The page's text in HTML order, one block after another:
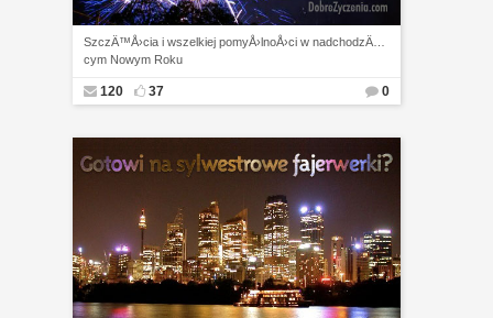
SzczÄ™Å›cia i wszelkiej pomyÅ›lnoÅ›ci w nadchodzÄ…
cym Nowym Roku
120 37 0